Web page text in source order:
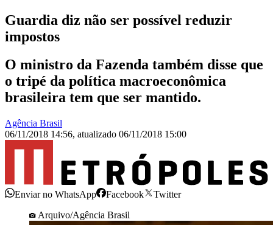
Guardia diz não ser possível reduzir
impostos
O ministro da Fazenda também disse que
o tripé da política macroeconômica
brasileira tem que ser mantido.
Agência Brasil
06/11/2018 14:56, atualizado 06/11/2018 15:00
Enviar no WhatsApp Facebook
Twitter
Arquivo/Agência Brasil